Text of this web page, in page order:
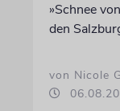
»Schnee
den
von Nicole